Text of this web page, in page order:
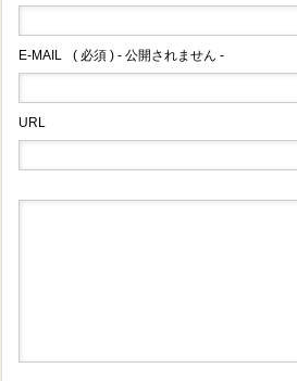
E-MAIL ( 必須 ) - 公開されません -
URL